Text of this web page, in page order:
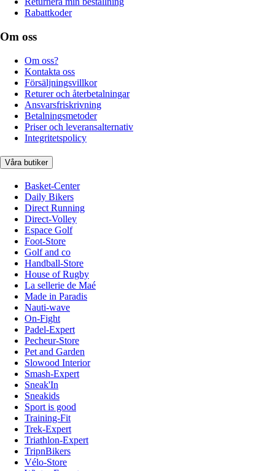
Rabattkoder
Om oss
Om oss?
Kontakta oss
Försäljningsvillkor
Returer och återbetalningar
Ansvarsfriskrivning
Betalningsmetoder
Priser och leveransalternativ
Integritetspolicy
Våra butiker
Basket-Center
Daily Bikers
Direct Running
Direct-Volley
Espace Golf
Foot-Store
Golf and co
Handball-Store
House of Rugby
La sellerie de Maé
Made in Paradis
Nauti-wave
On-Fight
Padel-Expert
Pecheur-Store
Pet and Garden
Slowood Interior
Smash-Expert
Sneak'In
Sneakids
Sport is good
Training-Fit
Trek-Expert
Triathlon-Expert
TripnBikers
Vélo-Store